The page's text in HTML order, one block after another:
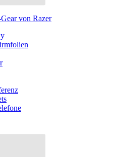
von Razer